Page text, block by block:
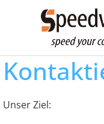
Unser Ziel: